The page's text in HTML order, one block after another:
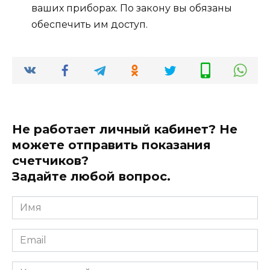
ваших приборах. По закону вы обязаны
обеспечить им доступ.
Не работает личный кабинет? Не
можете отправить показания
счетчиков?
Задайте любой вопрос.
Имя
*
Email
*